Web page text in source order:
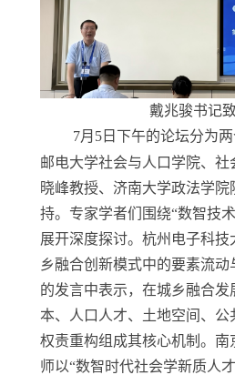
戴兆骏书记
7月 5 日下午的论坛分为
邮电大学社会与人口学院、社
晓峰教授、济南大学政法学院
持。专家学者们围绕“数智技
展开深度探讨。杭州电子科技
乡融合创新模式中的要素流动
的发言中表示，在城乡融合发
本、人口人才、土地空间、公
权责重构组成其核心机制。南
师以“数智时代社会学新质人